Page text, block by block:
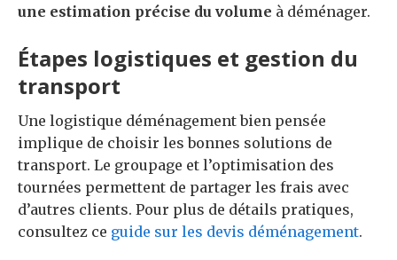
une estimation précise du volume à déménager.
Étapes logistiques et gestion du
transport
Une logistique déménagement bien pensée
implique de choisir les bonnes solutions de
transport. Le groupage et l’optimisation des
tournées permettent de partager les frais avec
d’autres clients. Pour plus de détails pratiques,
consultez ce guide sur les devis déménagement.